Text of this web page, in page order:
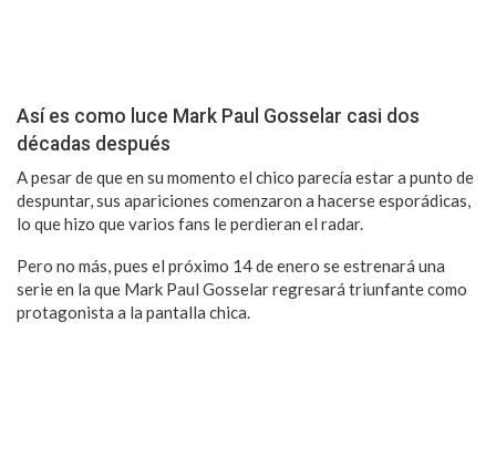
Así es como luce Mark Paul Gosselar casi dos
décadas después
A pesar de que en su momento el chico parecía estar a punto de
despuntar, sus apariciones comenzaron a hacerse esporádicas,
lo que hizo que varios fans le perdieran el radar.
Pero no más, pues el próximo 14 de enero se estrenará una
serie en la que Mark Paul Gosselar regresará triunfante como
protagonista a la pantalla chica.